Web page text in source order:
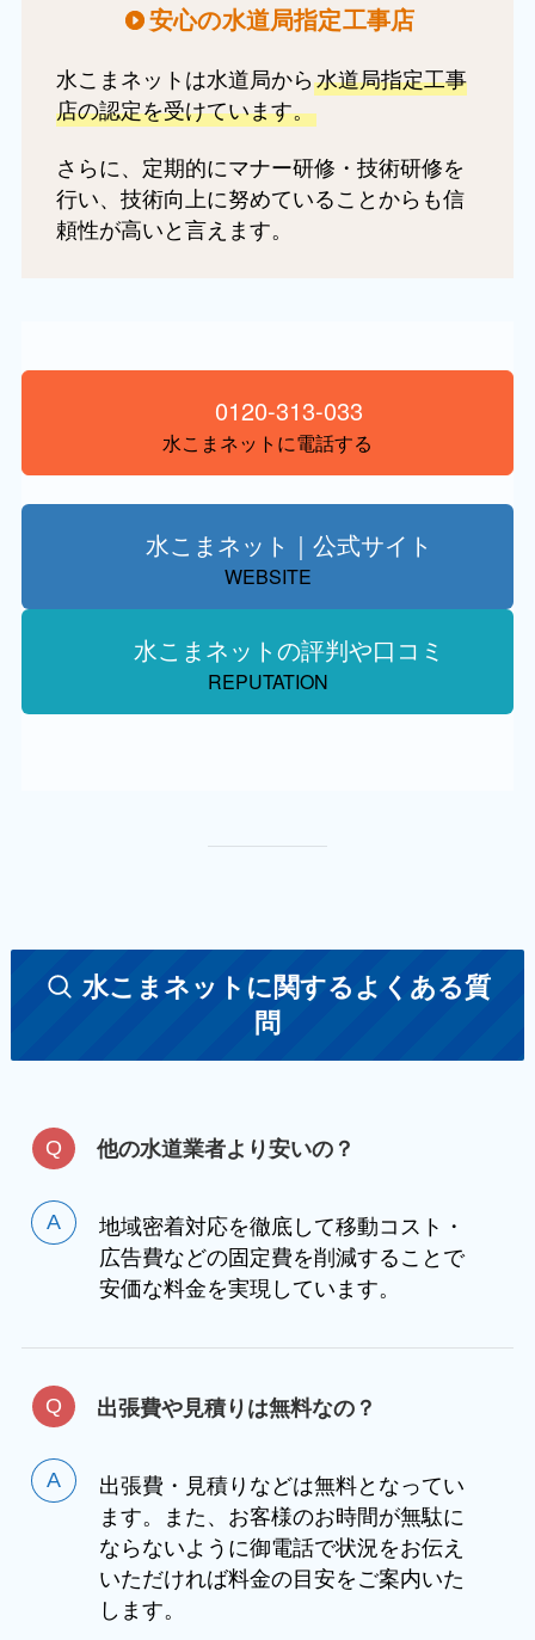
安心の水道局指定工事店
水こまネットは水道局から水道局指定工事
店の認定を受けています。
さらに、定期的にマナー研修・技術研修を
行い、技術向上に努めていることからも信
頼性が高いと言えます。
0120-313-033
水こまネットに電話する
水こまネット｜公式サイト
WEBSITE
水こまネットの評判や口コミ
REPUTATION
水こまネットに関するよくある質
問
他の水道業者より安いの？
地域密着対応を徹底して移動コスト・
広告費などの固定費を削減することで
安価な料金を実現しています。
出張費や見積りは無料なの？
出張費・見積りなどは無料となってい
ます。また、お客様のお時間が無駄に
ならないように御電話で状況をお伝え
いただければ料金の目安をご案内いた
します。